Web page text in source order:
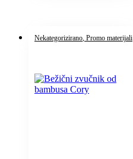
Nekategorizirano, Promo materijali